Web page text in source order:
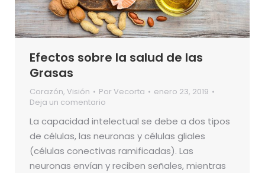
Efectos sobre la salud de las
Grasas
Corazón, Visión Por Vecorta
enero 23, 2019
Deja un comentario
La capacidad intelectual se debe a dos tipos
de células, las neuronas y células gliales
(células conectivas ramificadas). Las
neuronas envían y reciben señales, mientras